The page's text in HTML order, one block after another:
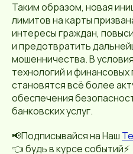
Таким образом, новая
лимитов на карты
интересы граждан,
и предотвратить
мошенничества. В
технологий и
становятся всё более
обеспечения
банковских услуг.
📢Подписывайся на Наш
👈 будь в курсе событий⚡️